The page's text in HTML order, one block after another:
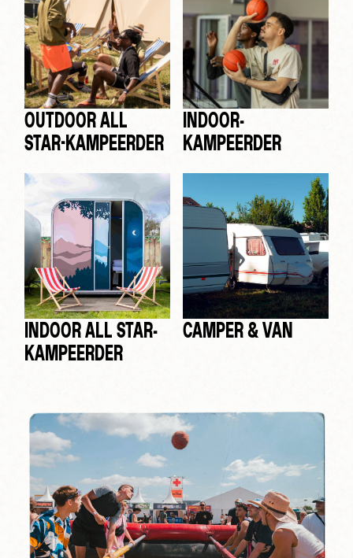
OUTDOOR ALL
STAR-KAMPEERDER
INDOOR-
KAMPEERDER
INDOOR ALL STAR-
KAMPEERDER
CAMPER & VAN